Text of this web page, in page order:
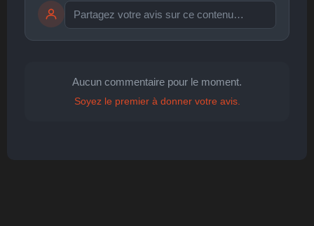
publication immédiate Publier
Aucun commentaire pour le moment.
Soyez le premier à donner votre avis.